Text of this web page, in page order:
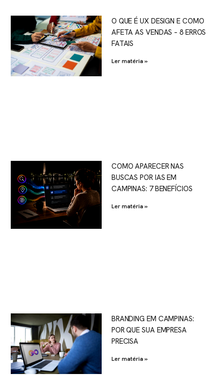
O QUE É UX DESIGN E COMO
AFETA AS VENDAS – 8 ERROS
FATAIS
Ler matéria »
COMO APARECER NAS
BUSCAS POR IAS EM
CAMPINAS: 7 BENEFÍCIOS
Ler matéria »
BRANDING EM CAMPINAS:
POR QUE SUA EMPRESA
PRECISA
Ler matéria »